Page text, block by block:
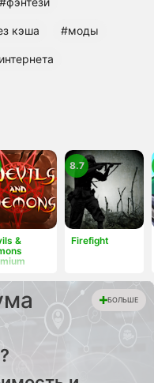
кэша #моды
&
Firefight
8.7
БОЛЬШЕ